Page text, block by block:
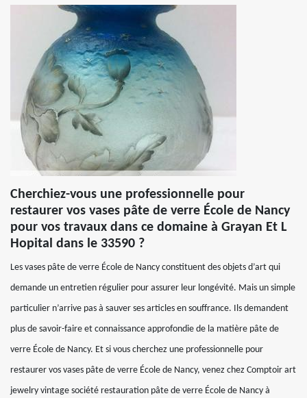
Cherchiez-vous une professionnelle pour
restaurer vos vases pâte de verre École de Nancy
pour vos travaux dans ce domaine à Grayan Et L
Hopital dans le 33590 ?
Les vases pâte de verre École de Nancy constituent des objets d’art qui
demande un entretien régulier pour assurer leur longévité. Mais un simple
particulier n’arrive pas à sauver ses articles en souffrance. Ils demandent
plus de savoir-faire et connaissance approfondie de la matière pâte de
verre École de Nancy. Et si vous cherchez une professionnelle pour
restaurer vos vases pâte de verre École de Nancy, venez chez Comptoir art
jewelry vintage société restauration pâte de verre École de Nancy à